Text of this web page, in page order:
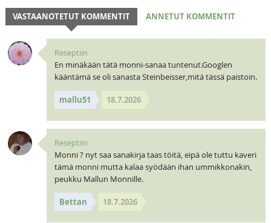
VASTAANOTETUT KOMMENTIT ANNETUT KOMMENTIT
Reseptiin
En minäkään tätä monni-sanaa tuntenut.Googlen
kääntämä se oli sanasta Steinbeisser,mitä tässä paistoin.
mallu51 18.7.2026
Reseptiin
Monni ? nyt saa sanakirja taas töitä, eipä ole tuttu kaveri
tämä monni mutta kalaa syödään ihan ummikkonakin,
peukku Mallun Monnille.
Bettan 18.7.2026